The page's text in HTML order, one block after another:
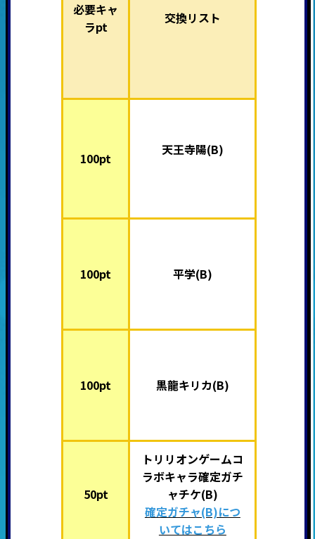
必要キャ
ラpt
交換リスト
100pt
天王寺陽(B)
100pt 平学(B)
100pt 黒龍キリカ(B)
50pt
トリリオンゲームコ
ラボキャラ確定ガチ
ャチケ(B)
確定ガチャ(B)につ
いてはこちら